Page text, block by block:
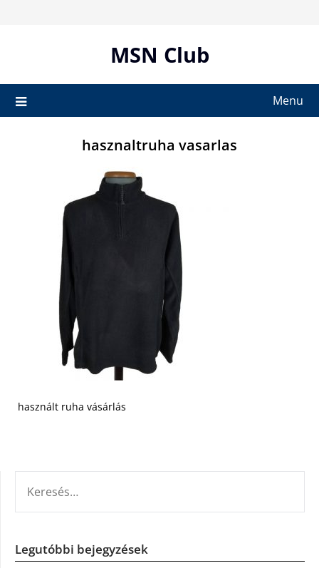
MSN Club
Menu
hasznaltruha vasarlas
használt ruha vásárlás
Legutóbbi bejegyzések